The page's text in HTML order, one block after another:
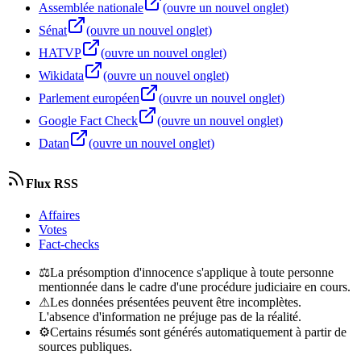
Assemblée nationale
(ouvre un nouvel onglet)
Sénat
(ouvre un nouvel onglet)
HATVP
(ouvre un nouvel onglet)
Wikidata
(ouvre un nouvel onglet)
Parlement européen
(ouvre un nouvel onglet)
Google Fact Check
(ouvre un nouvel onglet)
Datan
(ouvre un nouvel onglet)
Flux RSS
Affaires
Votes
Fact-checks
⚖La présomption d'innocence s'applique à toute personne
mentionnée dans le cadre d'une procédure judiciaire en cours.
⚠Les données présentées peuvent être incomplètes.
L'absence d'information ne préjuge pas de la réalité.
⚙Certains résumés sont générés automatiquement à partir de
sources publiques.